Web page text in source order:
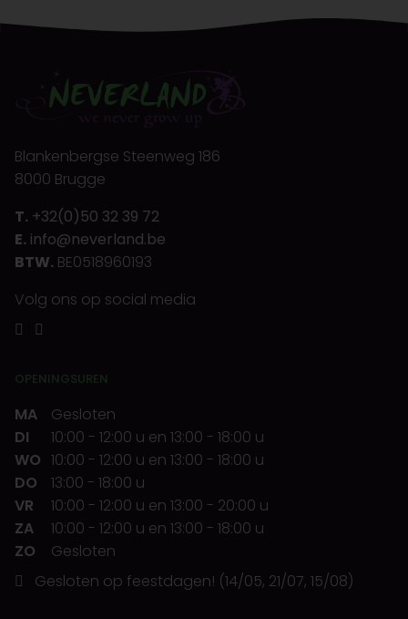
Blankenbergse Steenweg 186
8000 Brugge
T. +32(0)50 32 39 72
E. info@neverland.be
BTW. BE0518960193
Volg ons op social media
OPENINGSUREN
MA
Gesloten
DI
10:00 - 12:00 u en 13:00 - 18:00 u
WO 10:00 - 12:00 u en 13:00 - 18:00 u
DO
13:00 - 18:00 u
VR
10:00 - 12:00 u en 13:00 - 20:00 u
ZA
10:00 - 12:00 u en 13:00 - 18:00 u
ZO
Gesloten
Gesloten op feestdagen! (14/05, 21/07, 15/08)